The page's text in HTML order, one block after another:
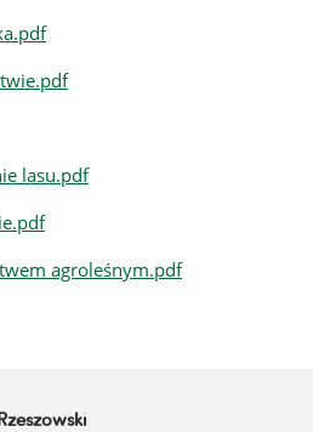
lasu.pdf
agroleśnym.pdf